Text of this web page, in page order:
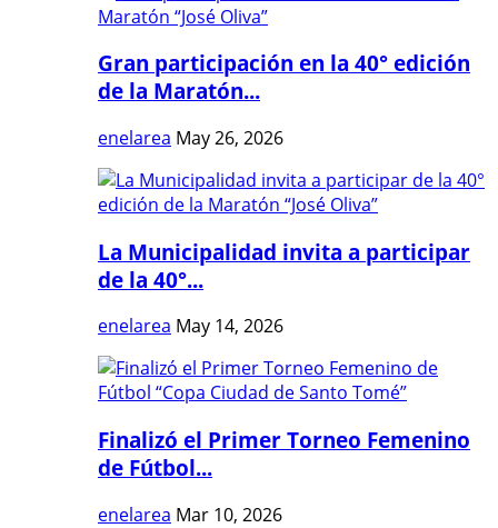
Gran participación en la 40° edición
de la Maratón...
enelarea May 26, 2026
La Municipalidad invita a participar
de la 40°...
enelarea May 14, 2026
Finalizó el Primer Torneo Femenino
de Fútbol...
enelarea Mar 10, 2026